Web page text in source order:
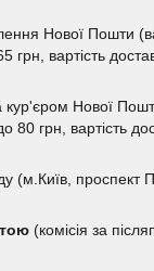
Нової Пошти
грн, вартість
Нової
80 грн, вартість
(м.Київ, проспект
(комісія за